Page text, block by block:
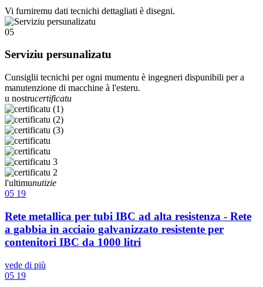
Vi furniremu dati tecnichi dettagliati è disegni.
05
Serviziu persunalizatu
Cunsiglii tecnichi per ogni mumentu è ingegneri dispunibili per a
manutenzione di macchine à l'esteru.
u nostrucertificatu
l'ultimunutizie
05 19
Rete metallica per tubi IBC ad alta resistenza - Rete
a gabbia in acciaio galvanizzato resistente per
contenitori IBC da 1000 litri
vede di più
05 19